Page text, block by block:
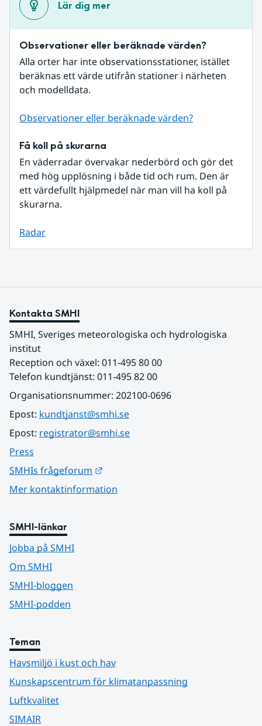
Lär dig mer
Observationer eller beräknade värden?
Alla orter har inte observationsstationer, istället
beräknas ett värde utifrån stationer i närheten
och modelldata.
Observationer eller beräknade värden?
Få koll på skurarna
En väderradar övervakar nederbörd och gör det
med hög upplösning i både tid och rum. Den är
ett värdefullt hjälpmedel när man vill ha koll på
skurarna.
Radar
Kontakta SMHI
SMHI, Sveriges meteorologiska och hydrologiska
institut
Reception och växel: 011-495 80 00
Telefon kundtjänst: 011-495 82 00
Organisationsnummer: 202100-0696
Epost: kundtjanst@smhi.se
Epost: registrator@smhi.se
Press
SMHIs frågeforum
Mer kontaktinformation
SMHI-länkar
Jobba på SMHI
Om SMHI
SMHI-bloggen
SMHI-podden
Teman
Havsmiljö i kust och hav
Kunskapscentrum för klimatanpassning
Luftkvalitet
SIMAIR